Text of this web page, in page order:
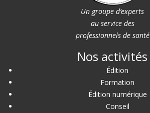
Un groupe d’experts
au service des
professionnels de santé
Nos activités
Édition
Formation
Édition numérique
Conseil